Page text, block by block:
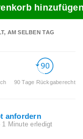
AM SELBEN TAG
90 Tage Rückgaberecht
anfordern
1 Minute erledigt